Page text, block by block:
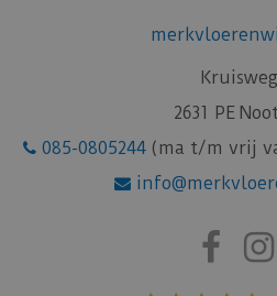
2631 PE
085-0805244 (ma t/m vrij